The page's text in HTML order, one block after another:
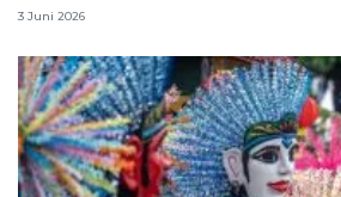
3 Juni 2026